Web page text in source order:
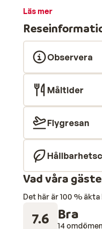
inrymda i färgglada
roligt i miniklubben
Acantilado är en
kan du bege dig till
under de härliga
Läs mer
Observera
Måltider
Flygresan
Vad våra
Det här är 100 %
7.6 Bra
14 omdömen